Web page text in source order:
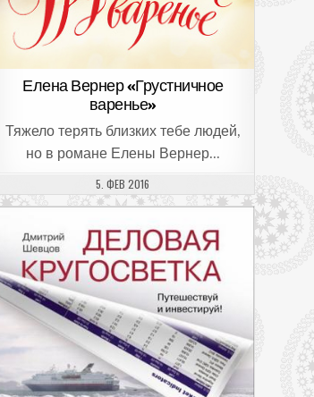
Елена Вернер «Грустничное
варенье»
Тяжело терять близких тебе людей,
но в романе Елены Вернер…
ДАТА ПУБЛИКАЦИИ:
5. ФЕВ 2016